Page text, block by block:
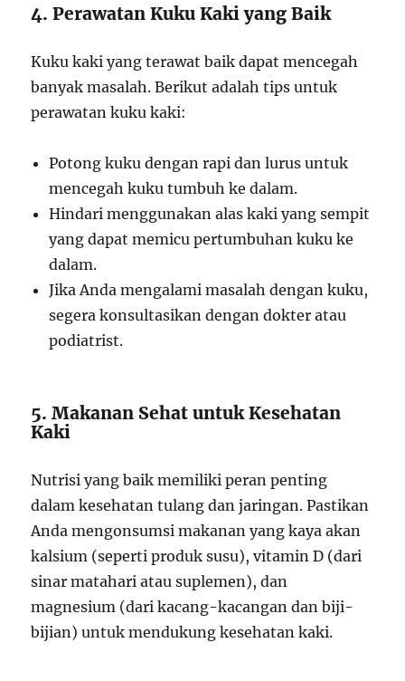
4. Perawatan Kuku Kaki yang Baik
Kuku kaki yang terawat baik dapat mencegah
banyak masalah. Berikut adalah tips untuk
perawatan kuku kaki:
Potong kuku dengan rapi dan lurus untuk
mencegah kuku tumbuh ke dalam.
Hindari menggunakan alas kaki yang sempit
yang dapat memicu pertumbuhan kuku ke
dalam.
Jika Anda mengalami masalah dengan kuku,
segera konsultasikan dengan dokter atau
podiatrist.
5. Makanan Sehat untuk Kesehatan
Kaki
Nutrisi yang baik memiliki peran penting
dalam kesehatan tulang dan jaringan. Pastikan
Anda mengonsumsi makanan yang kaya akan
kalsium (seperti produk susu), vitamin D (dari
sinar matahari atau suplemen), dan
magnesium (dari kacang-kacangan dan biji-
bijian) untuk mendukung kesehatan kaki.